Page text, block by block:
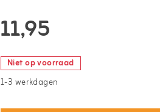
11,95
Niet op voorraad
1-3 werkdagen